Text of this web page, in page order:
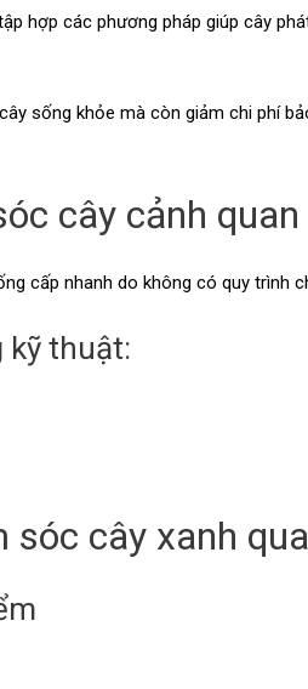
hợp các phương pháp giúp cây
sống khỏe mà còn giảm chi phí
cây cảnh
cấp nhanh do không có quy trình
kỹ thuật:
sóc cây xanh